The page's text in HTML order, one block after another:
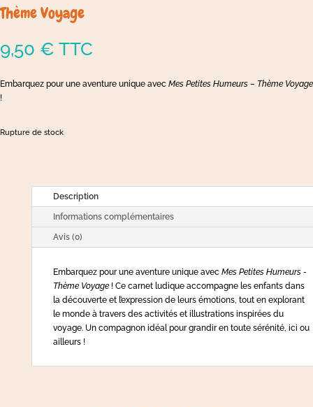
Thème Voyage
9,50 € TTC
Embarquez pour une aventure unique avec Mes Petites Humeurs – Thème Voyage
!
Rupture de stock
Description
Informations complémentaires
Avis (0)
Embarquez pour une aventure unique avec Mes Petites Humeurs -
Thème Voyage! Ce carnet ludique accompagne les enfants dans
la découverte et l’expression de leurs émotions, tout en explorant
le monde à travers des activités et illustrations inspirées du
voyage. Un compagnon idéal pour grandir en toute sérénité, ici ou
ailleurs !